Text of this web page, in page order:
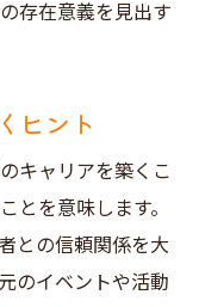
存在意義を見出す
ヒント
キャリアを築くこ
とを意味します。
との信頼関係を大
のイベントや活動